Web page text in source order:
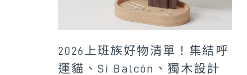
2026上班族好物清單！集結呼
運貓、Si Balcón、獨木設計